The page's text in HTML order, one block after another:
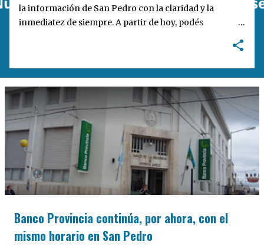
la información de San Pedro con la claridad y la
inmediatez de siempre. A partir de hoy, podés
Desarrollamos una interfaz más ágil, moderna e
intuitiva, pensada para optimizar la navegación desde
cualquier dispositivo, facilitar el acceso a las noticias
locales y potenciar la interacción de los lectores con
nuestros contenidos.
Banco Provincia continúa, por ahora, con el
mismo horario en San Pedro